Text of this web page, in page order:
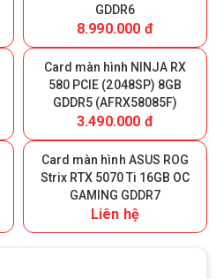
GDDR6
8.990.000 đ
Card màn hình NINJA RX
580 PCIE (2048SP) 8GB
GDDR5 (AFRX58085F)
3.490.000 đ
Card màn hình ASUS ROG
Strix RTX 5070 Ti 16GB OC
GAMING GDDR7
Liên hệ